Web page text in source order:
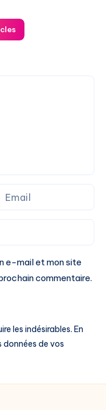
e-mail et mon site
commentaire.
les indésirables. En
de vos